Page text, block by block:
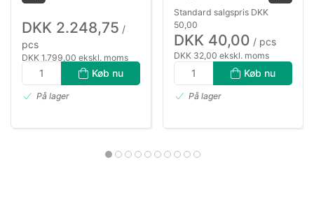
DKK 2.248,75 /
pcs
DKK 1.799,00 ekskl. moms
Køb nu
På lager
Standard salgspris DKK
50,00
DKK 40,00 / pcs
DKK 32,00 ekskl. moms
Køb nu
På lager